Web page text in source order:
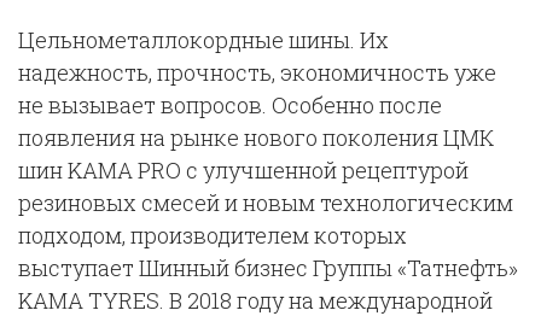
Цельнометаллокордные шины. Их
надежность, прочность, экономичность уже
не вызывает вопросов. Особенно после
появления на рынке нового поколения ЦМК
шин KAMA PRO с улучшенной рецептурой
резиновых смесей и новым технологическим
подходом, производителем которых
выступает Шинный бизнес Группы «Татнефть»
KAMA TYRES. В 2018 году на международной